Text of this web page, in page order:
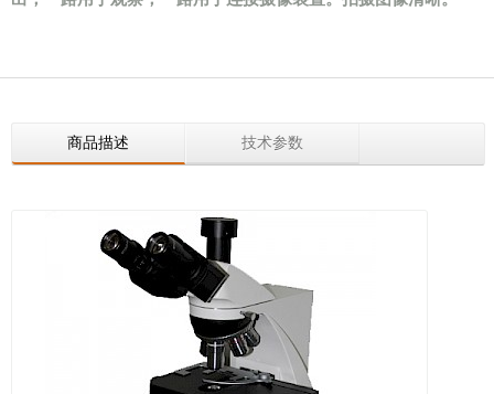
商品描述 技术参数